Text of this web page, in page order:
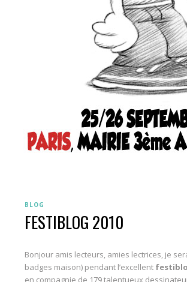
BLOG
FESTIBLOG 2010
Bonjour amis lecteurs, amies lectrices, je
badges maison) pendant l’excellent
en compagnie de 179 talentueux